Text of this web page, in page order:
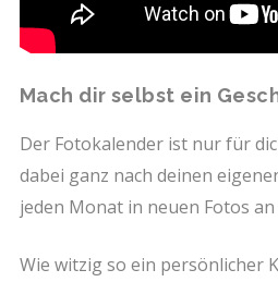
Mach dir selbst ein
Der Fotokalender ist nur für
dabei ganz nach deinen
jeden Monat in neuen Fotos
Wie witzig so ein persönlicher